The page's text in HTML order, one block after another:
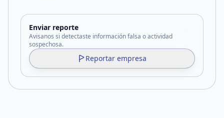
Enviar reporte
Avisanos si detectaste información falsa o actividad
sospechosa.
Reportar empresa